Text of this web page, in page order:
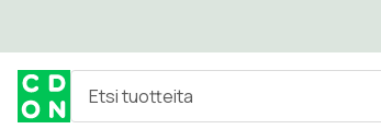
Etsi tuotteita